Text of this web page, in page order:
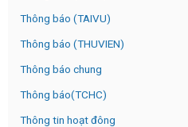
Thông báo (TAIVU)
Thông báo (THUVIEN)
Thông báo chung
Thông báo(TCHC)
Thông tin hoạt đông